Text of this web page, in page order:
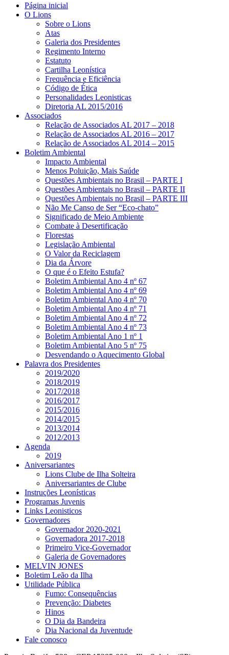
Página inicial
O Lions
Sobre o Lions
Atas
Galeria dos Presidentes
Regimento Interno
Estatuto
Cartilha Leonística
Frequência e Eficiência
Código de Ética
Personalidades Leonisticas
Diretoria AL 2015/2016
Associados
Relação de Associados AL 2017 – 2018
Relação de Associados AL 2016 – 2017
Relação de Associados AL 2014 – 2015
Boletim Ambiental
Impacto Ambiental
Menos Poluição, Mais Saúde
Questões Ambientais no Brasil – PARTE I
Questões Ambientais no Brasil – PARTE II
Questões Ambientais no Brasil – PARTE III
Não Me Canso de Ser “Eco-chato”
Significado de Meio Ambiente
Combate à Desertificação
Florestas
Legislação Ambiental
O Valor da Reciclagem
Dia da Árvore
O que é o Efeito Estufa?
Boletim Ambiental Ano 4 nº 67
Boletim Ambiental Ano 4 nº 69
Boletim Ambiental Ano 4 nº 70
Boletim Ambiental Ano 4 nº 71
Boletim Ambiental Ano 4 nº 72
Boletim Ambiental Ano 4 nº 73
Boletim Ambiental Ano 1 nº 1
Boletim Ambiental Ano 5 nº 75
Desvendando o Aquecimento Global
Palavra dos Presidentes
2019/2020
2018/2019
2017/2018
2016/2017
2015/2016
2014/2015
2013/2014
2012/2013
Agenda
2019
Aniversariantes
Lions Clube de Ilha Solteira
Aniversariantes de Clube
Instruções Leonísticas
Programas Juvenis
Links Leonisticos
Governadores
Governador 2020-2021
Governadora 2017-2018
Primeiro Vice-Governador
Galeria de Governadores
MELVIN JONES
Boletim Leão da Ilha
Utilidade Pública
Fumo: Consequências
Prevenção: Diabetes
Hinos
O Dia da Bandeira
Dia Nacional da Juventude
Fale conosco